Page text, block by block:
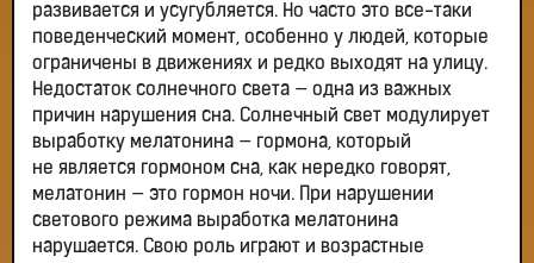
развивается и усугубляется. Но часто это все-таки
поведенческий момент, особенно у людей, которые
ограничены в движениях и редко выходят на улицу.
Недостаток солнечного света — одна из важных
причин нарушения сна. Солнечный свет модулирует
выработку мелатонина — гормона, который
не является гормоном сна, как нередко говорят,
мелатонин — это гормон ночи. При нарушении
светового режима выработка мелатонина
нарушается. Свою роль играют и возрастные